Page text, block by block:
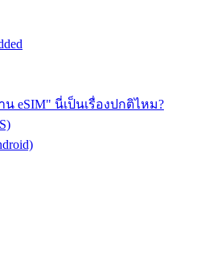
eSIM" นี่เป็นเรื่องปกติไหม?